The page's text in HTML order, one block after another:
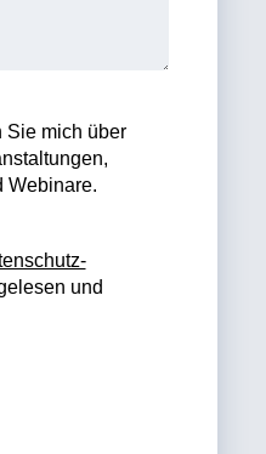
Sie mich über
Webinare.
und